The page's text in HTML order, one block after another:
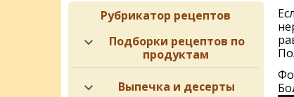
Рубрикатор рецептов
Подборки рецептов по
продуктам
Выпечка и десерты